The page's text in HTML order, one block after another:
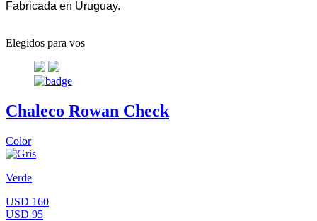
Fabricada en Uruguay.
Elegidos para vos
Chaleco Rowan Check
Color
Verde
USD 160
USD 95